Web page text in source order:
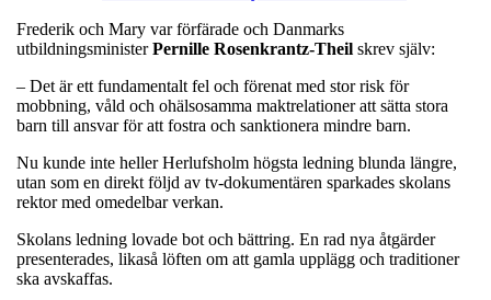
Frederik och Mary var förfärade och Danmarks
utbildningsministerPernille Rosenkrantz-Theil skrev själv:
– Det är ett fundamentalt fel och förenat med stor risk för
mobbning, våld och ohälsosamma maktrelationer att sätta stora
barn till ansvar för att fostra och sanktionera mindre barn.
Nu kunde inte heller Herlufsholm högsta ledning blunda längre,
utan som en direkt följd av tv-dokumentären sparkades skolans
rektor med omedelbar verkan.
Skolans ledning lovade bot och bättring. En rad nya åtgärder
presenterades, likaså löften om att gamla upplägg och traditioner
ska avskaffas.